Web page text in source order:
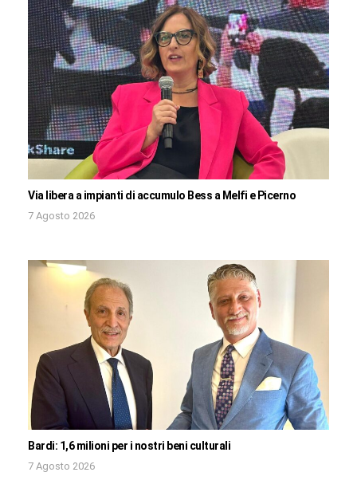
Via libera a impianti di accumulo Bess a Melfi e Picerno
7 Agosto 2026
Bardi: 1,6 milioni per i nostri beni culturali
7 Agosto 2026